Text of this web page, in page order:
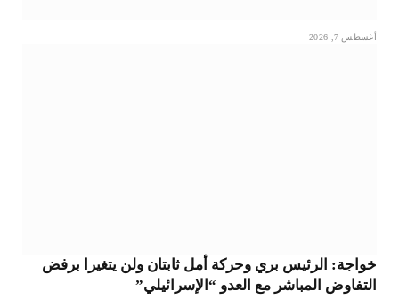
أغسطس 7, 2026
خواجة: الرئيس بري وحركة أمل ثابتان ولن يتغيرا برفض
التفاوض المباشر مع العدو “الإسرائيلي”